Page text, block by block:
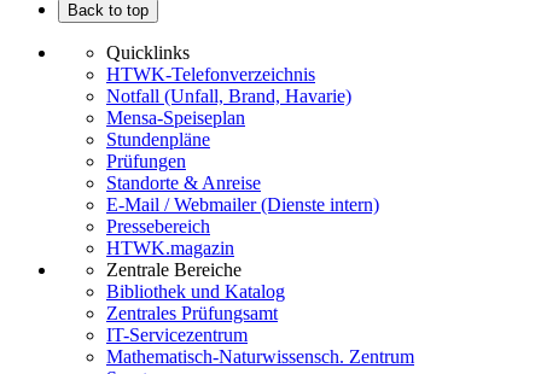
Back to top
Quicklinks
HTWK-Telefonverzeichnis
Notfall (Unfall, Brand, Havarie)
Mensa-Speiseplan
Stundenpläne
Prüfungen
Standorte & Anreise
E-Mail / Webmailer (Dienste intern)
Pressebereich
HTWK.magazin
Zentrale Bereiche
Bibliothek und Katalog
Zentrales Prüfungsamt
IT-Servicezentrum
Mathematisch-Naturwissensch. Zentrum